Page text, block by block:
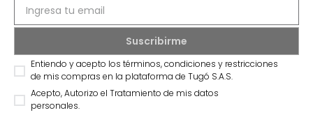
Entiendo y acepto los términos, condiciones y restricciones
de mis compras en la plataforma de Tugó S.A.S.
Acepto, Autorizo el Tratamiento de mis datos
personales.